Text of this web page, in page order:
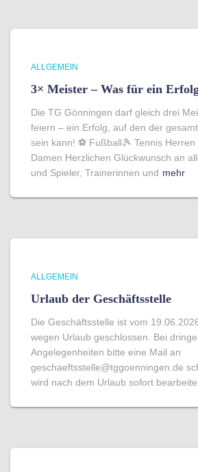
ALLGEMEIN
3× Meister – Was für ein
Die TG Gönningen darf gleich drei
feiern – ein Erfolg, auf den der
sein kann! ⚽ Fußball🎾 Tennis Herren
Damen Herzlichen Glückwunsch an
und Spieler, Trainerinnen und mehr
ALLGEMEIN
Urlaub der Geschäftsstelle
Die Geschäftsstelle ist vom
wegen Urlaub geschlossen. Bei
Angelegenheiten bitte eine Mail an
geschaeftsstelle@tggoenningen.de
wird nach dem Urlaub sofort